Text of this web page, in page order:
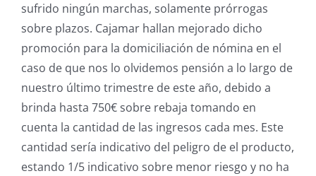
sufrido ningún marchas, solamente prórrogas
sobre plazos. Cajamar hallan mejorado dicho
promoción para la domiciliación de nómina en el
caso de que nos lo olvidemos pensión a lo largo de
nuestro último trimestre de este año, debido a
brinda hasta 750€ sobre rebaja tomando en
cuenta la cantidad de las ingresos cada mes. Este
cantidad serí­a indicativo del peligro de el producto,
estando 1/5 indicativo sobre menor riesgo y no ha